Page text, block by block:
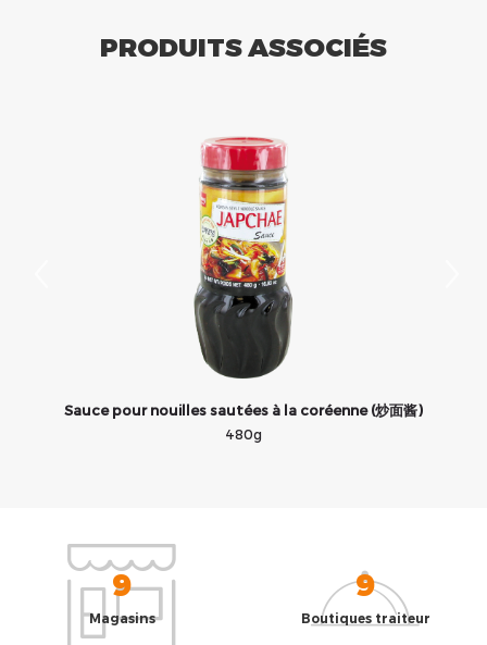
PRODUITS ASSOCIÉS
Sauce pour nouilles sautées à la coréenne (炒面酱)
480g
9
Magasins
9
Boutiques traiteur